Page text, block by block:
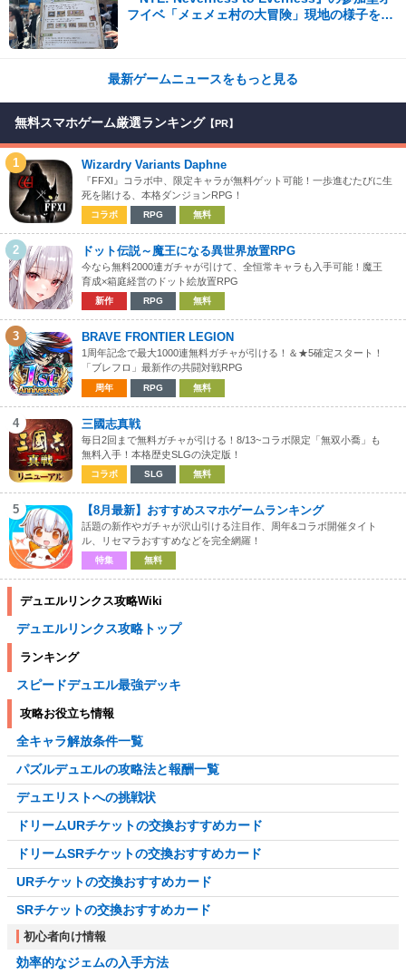
フイベ「メェメェ村の大冒険」現地の様子をレ
最新ゲームニュースをもっと見る
無料スマホゲーム厳選ランキング 【PR】
1 Wizardry Variants Daphne
『FFXI』コラボ中、限定キャラが無料ゲット可能！一歩進むたびに生
死を賭ける、本格ダンジョンRPG！
コラボ RPG 無料
2 ドット伝説～魔王になる異世界放置RPG
今なら無料2000連ガチャが引けて、全恒常キャラも入手可能！魔王
育成×箱庭経営のドット絵放置RPG
新作 RPG 無料
3 BRAVE FRONTIER LEGION
1周年記念で最大1000連無料ガチャが引ける！＆★5確定スタート！
「ブレフロ」最新作の共闘対戦RPG
周年 RPG 無料
4 三國志真戦
毎日2回まで無料ガチャが引ける！8/13~コラボ限定「無双小喬」も
無料入手！本格歴史SLGの決定版！
コラボ SLG 無料
5 【8月最新】おすすめスマホゲームランキング
話題の新作やガチャが沢山引ける注目作、周年&コラボ開催タイト
ル、リセマラおすすめなどを完全網羅！
特集 無料
デュエルリンクス攻略Wiki
デュエルリンクス攻略トップ
ランキング
スピードデュエル最強デッキ
攻略お役立ち情報
全キャラ解放条件一覧
パズルデュエルの攻略法と報酬一覧
デュエリストへの挑戦状
ドリームURチケットの交換おすすめカード
ドリームSRチケットの交換おすすめカード
URチケットの交換おすすめカード
SRチケットの交換おすすめカード
初心者向け情報
効率的なジェムの入手方法